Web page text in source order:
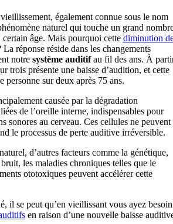
également connue sous le nom
naturel qui touche un grand
certain âge. Mais pourquoi cette diminution
réponse réside dans les changements
notresystème auditifau fil des ans. À
trois présente une baisse d’audition, et cette
personne sur deux après 75 ans.
causée par la dégradation
de l’oreille interne, indispensables pour
sonores au cerveau. Ces cellules ne peuvent
le processus de perte auditive irréversible.
d’autres facteurs comme la génétique,
les maladies chroniques telles que le
ototoxiques peuvent accélérer cette
il se peut qu’en vieillissant vous ayez besoin
en raison d’une nouvelle baisse